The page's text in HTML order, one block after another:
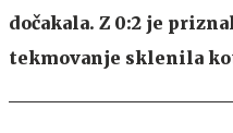
dočakala. Z 0:2 je
tekmovanje sklenila